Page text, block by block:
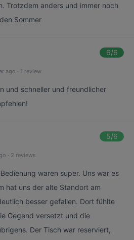
Trotzdem anders und immer noch
Sommer
6/6
ago · 1 review
und schneller und freundlicher
5/6
· 2 reviews
waren super. Uns war es
hat uns der alte Standort am
besser gefallen. Dort fühlte
Gegend versetzt und die
Der Tisch war reserviert,